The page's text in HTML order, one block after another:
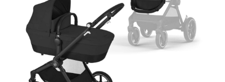
Tarvikkeet
Varaosat
Kampanjat
Lahjavinkkejä